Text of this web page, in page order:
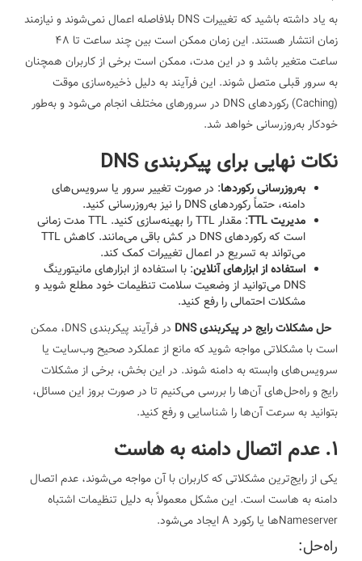
به یاد داشته باشید که تغییرات DNS بلافاصله اعمال نمی‌شوند و نیازمند
زمان انتشار هستند. این زمان ممکن است بین چند ساعت تا 48
ساعت متغیر باشد و در این مدت، ممکن است برخی از کاربران همچنان
به سرور قبلی متصل شوند. این فرآیند به دلیل ذخیره‌سازی موقت
(Caching) رکوردهای DNS در سرورهای مختلف انجام می‌شود و به‌طور
خودکار به‌روزرسانی خواهد شد.
نکات نهایی برای پیکربندی DNS
به‌روزرسانی رکوردها: در صورت تغییر سرور یا سرویس‌های
دامنه، حتماً رکوردهای DNS را نیز به‌روزرسانی کنید.
مدیریت TTL
: مقدار TTL را بهینه‌سازی کنید. TTL مدت زمانی
است که رکوردهای DNS در کش باقی می‌مانند. کاهش TTL
می‌تواند به تسریع در اعمال تغییرات کمک کند.
استفاده از ابزارهای آنلاین: با استفاده از ابزارهای مانیتورینگ
DNS می‌توانید از وضعیت سلامت تنظیمات خود مطلع شوید و
مشکلات احتمالی را رفع کنید.
حل مشکلات رایج در پیکربندی DNS
در فرآیند پیکربندی DNS، ممکن
است با مشکلاتی مواجه شوید که مانع از عملکرد صحیح وب‌سایت یا
سرویس‌های وابسته به دامنه شوند. در این بخش، برخی از مشکلات
رایج و راه‌حل‌های آن‌ها را بررسی می‌کنیم تا در صورت بروز این مسائل،
بتوانید به سرعت آن‌ها را شناسایی و رفع کنید.
1. عدم اتصال دامنه به هاست
یکی از رایج‌ترین مشکلاتی که کاربران با آن مواجه می‌شوند، عدم اتصال
دامنه به هاست است. این مشکل معمولاً به دلیل تنظیمات اشتباه
Nameserverها یا رکورد A ایجاد می‌شود.
راه‌حل: